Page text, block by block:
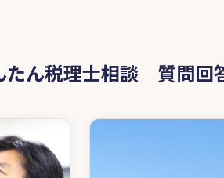
たん税理士相談 質問回